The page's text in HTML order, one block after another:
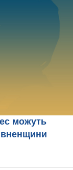
можуть